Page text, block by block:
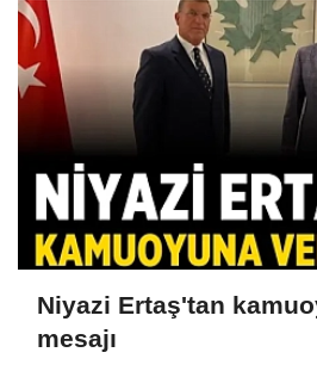
Niyazi Ertaş'tan
mesajı